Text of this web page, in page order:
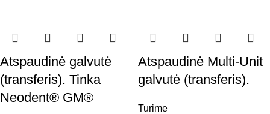
Atspaudinė galvutė
(transferis). Tinka
Neodent® GM®
Atspaudinė Multi-Unit
galvutė (transferis).
Turime